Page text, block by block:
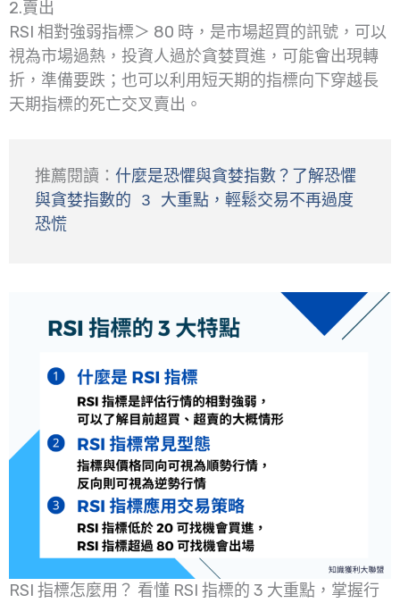
2.賣出
RSI 相對強弱指標＞ 80 時，是市場超買的訊號，可以
視為市場過熱，投資人過於貪婪買進，可能會出現轉
折，準備要跌；也可以利用短天期的指標向下穿越長
天期指標的死亡交叉賣出。
推薦閱讀： 什麼是恐懼與貪婪指數？了解恐懼
與貪婪指數的 3 大重點，輕鬆交易不再過度
恐慌
RSI 指標怎麼用？ 看懂 RSI 指標的 3 大重點，掌握行